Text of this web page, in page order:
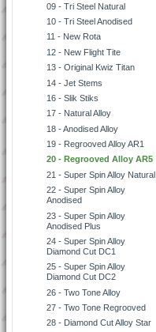
09 - Tri Steel Natural
10 - Tri Steel Anodised
11 - New Rota
12 - New Flight Tite
13 - Original Kwiz Titan
14 - Jet Stems
16 - Slik Stiks
17 - Natural Alloy
18 - Anodised Alloy
19 - Regrooved Alloy AR1
20 - Regrooved Alloy AR5
21 - Super Spin Alloy Natural
22 - Super Spin Alloy
Anodised
23 - Super Spin Alloy
Anodised Plus
24 - Super Spin Alloy
Diamond Cut DC1
25 - Super Spin Alloy
Diamond Cut DC2
26 - Two Tone Alloy
27 - Two Tone Regrooved
28 - Diamond Cut Alloy Star